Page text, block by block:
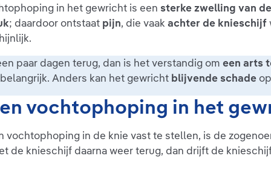
in het gewricht is een sterke zwelling van
; daardoor ontstaat pijn, die vaak achter de knieschijf
paar dagen terug, dan is het verstandig om een arts
belangrijk. Anders kan het gewricht blijvende schade
vochtophoping in het
vochtophoping in de knie vast te stellen, is de
de knieschijf daarna weer terug, dan drijft de